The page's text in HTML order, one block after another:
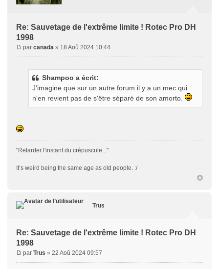
Re: Sauvetage de l'extrême limite ! Rotec Pro DH
1998
par canada » 18 Aoû 2024 10:44
Shampoo a écrit:
J'imagine que sur un autre forum il y a un mec qui
n'en revient pas de s'être séparé de son amorto.
"Retarder l'instant du crépuscule..."
It’s weird being the same age as old people. :/
Trus
Re: Sauvetage de l'extrême limite ! Rotec Pro DH
1998
par Trus » 22 Aoû 2024 09:57